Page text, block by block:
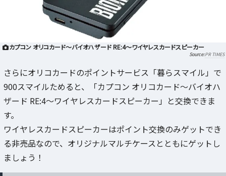
カプコン オリコカード～バイオハザード RE:4～ワイヤレスカードスピーカー
PR TIMES
さらにオリコカードのポイントサービス「暮らスマイル」で
900スマイルためると、「カプコン オリコカード～バイオハ
ザード RE:4～ワイヤレスカードスピーカー」と交換できま
す。
ワイヤレスカードスピーカーはポイント交換のみゲットでき
る非売品なので、オリジナルマルチケースとともにゲットし
ましょう！